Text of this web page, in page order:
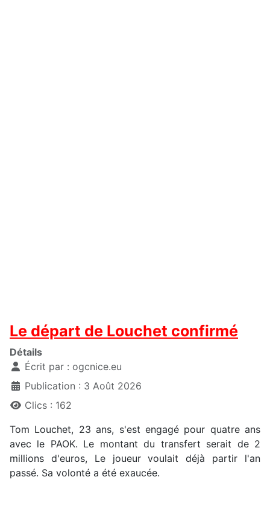
Le départ de Louchet confirmé
Détails
Écrit par : ogcnice.eu
Publication : 3 Août 2026
Clics : 162
Tom Louchet, 23 ans, s'est engagé pour quatre ans
avec le PAOK. Le montant du transfert serait de 2
millions d'euros, Le joueur voulait déjà partir l'an
passé. Sa volonté a été exaucée.